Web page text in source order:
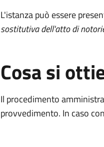
L'istanza può essere
sostitutiva dell'atto di
Cosa si
Il procedimento
provvedimento. In caso